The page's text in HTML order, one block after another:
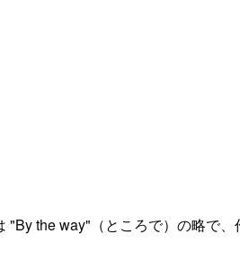
"By the way"（ところで）の略で